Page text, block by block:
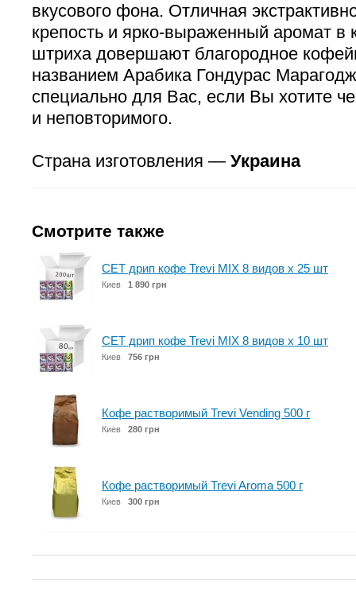
вкусового фона. Отличная
крепость и ярко-выраженный аромат в
штриха довершают благородное
названием Арабика Гондурас
специально для Вас, если Вы хотите
и неповторимого.
Страна изготовления — Украина
Смотрите также
СЕТ дрип кофе Trevi MIX 8 видов x 25 шт
Киев 1 890 грн
СЕТ дрип кофе Trevi MIX 8 видов x 10 шт
Киев 756 грн
Кофе растворимый Trevi Vending 500 г
Киев 280 грн
Кофе растворимый Trevi Aroma 500 г
Киев 300 грн